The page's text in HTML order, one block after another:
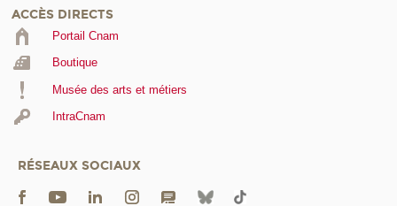
ACCÈS DIRECTS
Portail Cnam
Boutique
Musée des arts et métiers
IntraCnam
RÉSEAUX SOCIAUX